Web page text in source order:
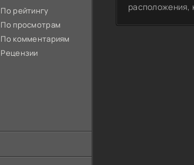
По рейтингу
По просмотрам
По комментариям
Рецензии
расположения,